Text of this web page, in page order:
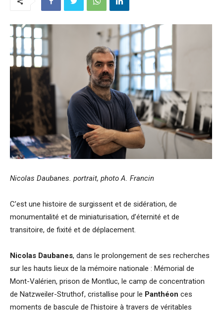
Nicolas Daubanes. portrait, photo A. Francin
C’est une histoire de surgissent et de sidération, de
monumentalité et de miniaturisation, d’éternité et de
transitoire, de fixité et de déplacement.
Nicolas Daubanes, dans le prolongement de ses recherches
sur les hauts lieux de la mémoire nationale : Mémorial de
Mont-Valérien, prison de Montluc, le camp de concentration
de Natzweiler-Struthof, cristallise pour le Panthéon ces
moments de bascule de l’histoire à travers de véritables